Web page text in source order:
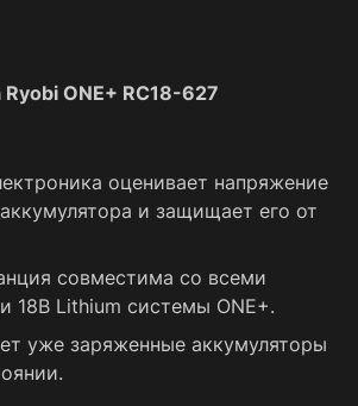
ONE+ RC18-627
оценивает напряжение
и защищает его от
совместима со всеми
18В Lithium системы ONE+.
уже заряженные аккумуляторы